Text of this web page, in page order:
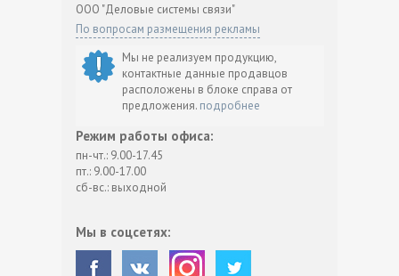
ООО "Деловые системы связи"
По вопросам размещения рекламы
Мы не реализуем продукцию,
контактные данные продавцов
расположены в блоке справа от
предложения. подробнее
Режим работы офиса:
пн-чт.: 9.00-17.45
пт.: 9.00-17.00
сб-вс.: выходной
Мы в соцсетях: